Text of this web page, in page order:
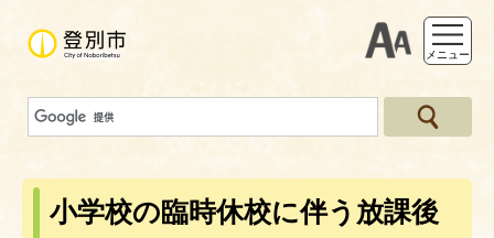
支援ツー
メニュー
小学校の臨時休校に伴う放課後